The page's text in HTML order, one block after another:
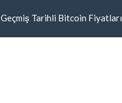
Geçmiş Tarihli Bitcoin Fiyatları